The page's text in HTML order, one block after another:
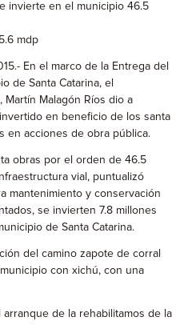
invierte en el municipio 46.5
mdp
En el marco de la Entrega del
de Santa Catarina, el
Malagón Ríos dio a
en beneficio de los santa
en acciones de obra pública.
obras por el orden de 46.5
vial, puntualizó
mantenimiento y conservación
se invierten 7.8 millones
de Santa Catarina.
del camino zapote de corral
con xichú, con una
arranque de la rehabilitamos de la